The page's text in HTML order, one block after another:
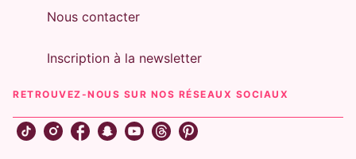
Nous contacter
Inscription à la newsletter
RETROUVEZ-NOUS SUR NOS RÉSEAUX SOCIAUX